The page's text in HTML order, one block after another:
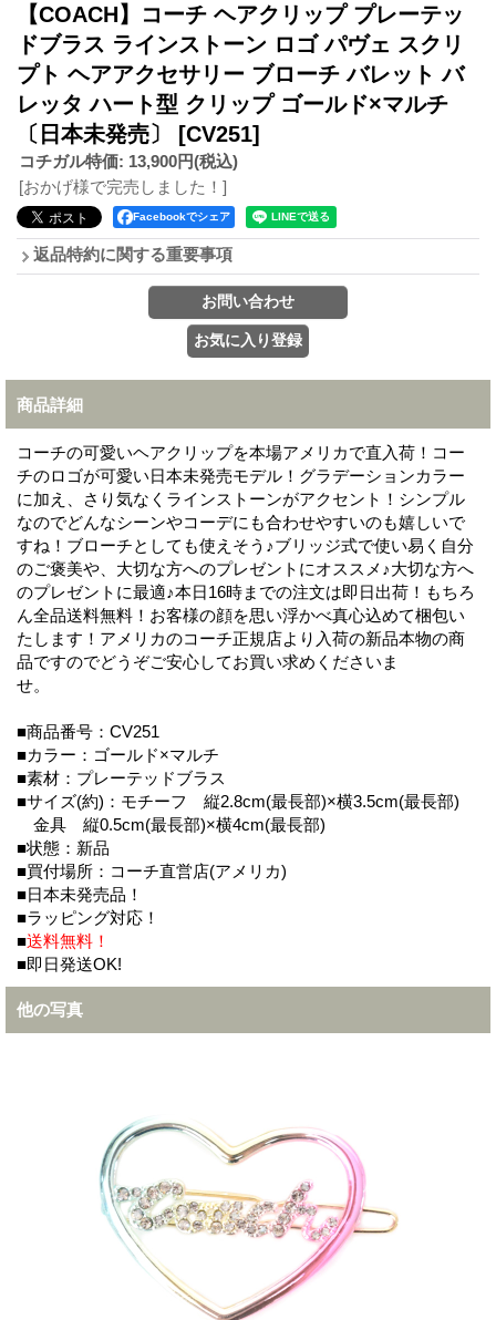
【COACH】コーチ ヘアクリップ プレーテッ
ドブラス ラインストーン ロゴ パヴェ スクリ
プト ヘアアクセサリー ブローチ バレット バ
レッタ ハート型 クリップ ゴールド×マルチ
〔日本未発売〕 [CV251]
コチガル特価: 13,900円(税込)
[おかげ様で完売しました！]
Facebookでシェア
返品特約に関する重要事項
商品詳細
コーチの可愛いヘアクリップを本場アメリカで直入荷！コー
チのロゴが可愛い日本未発売モデル！グラデーションカラー
に加え、さり気なくラインストーンがアクセント！シンプル
なのでどんなシーンやコーデにも合わせやすいのも嬉しいで
すね！ブローチとしても使えそう♪ブリッジ式で使い易く自分
のご褒美や、大切な方へのプレゼントにオススメ♪大切な方へ
のプレゼントに最適♪本日16時までの注文は即日出荷！もちろ
ん全品送料無料！お客様の顔を思い浮かべ真心込めて梱包い
たします！アメリカのコーチ正規店より入荷の新品本物の商
品ですのでどうぞご安心してお買い求めくださいま
せ。
■商品番号：CV251
■カラー：ゴールド×マルチ
■素材：プレーテッドブラス
■サイズ(約)：モチーフ 縦2.8cm(最長部)×横3.5cm(最長部)
金具 縦0.5cm(最長部)×横4cm(最長部)
■状態：新品
■買付場所：コーチ直営店(アメリカ)
■日本未発売品！
■ラッピング対応！
■送料無料！
■即日発送OK!
他の写真